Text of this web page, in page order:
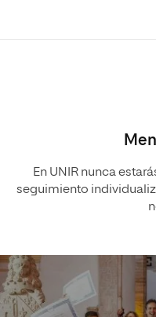
En UNIR nunca
seguimiento